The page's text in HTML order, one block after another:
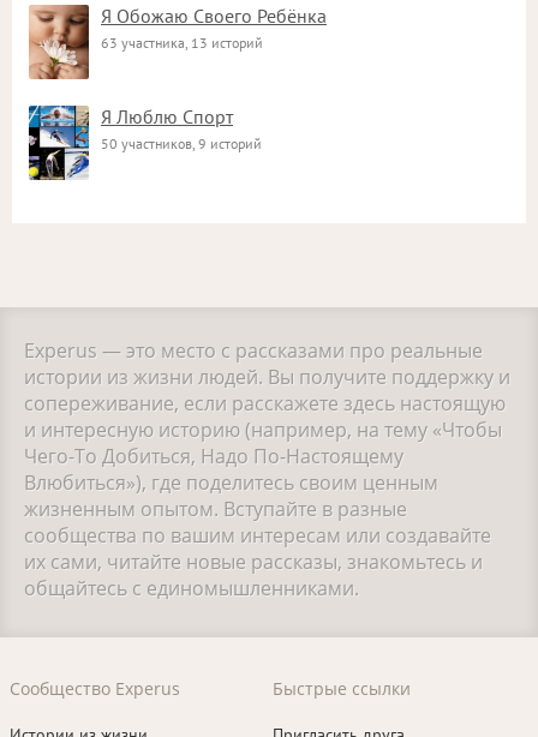
Я Обожаю Своего Ребёнка
63 участника, 13 историй
Я Люблю Спорт
50 участников, 9 историй
Experus — это место с рассказами про реальные
истории из жизни людей. Вы получите поддержку и
сопереживание, если расскажете здесь настоящую
и интересную историю (например, на тему «Чтобы
Чего-То Добиться, Надо По-Настоящему
Влюбиться»), где поделитесь своим ценным
жизненным опытом. Вступайте в разные
сообщества по вашим интересам или создавайте
их сами, читайте новые рассказы, знакомьтесь и
общайтесь с единомышленниками.
Сообщество Experus Быстрые ссылки